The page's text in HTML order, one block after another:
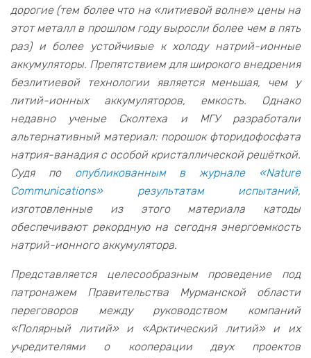
дорогие (тем более что на «литиевой волне» цены на
этот металл в прошлом году выросли более чем в пять
раз) и более устойчивые к холоду натрий-ионные
аккумуляторы. Препятствием для широкого внедрения
безлитиевой технологии является меньшая, чем у
литий-ионных аккумуляторов, емкость. Однако
недавно ученые Сколтеха и МГУ разработали
альтернативный материал: порошок фторидофосфата
натрия-ванадия с особой кристаллической решёткой.
Судя по опубликованным в журнале «Nature
Communications» результатам испытаний,
изготовленные из этого материала катоды
обеспечивают рекордную на сегодня энергоемкость
натрий-ионного аккумулятора.
Представляется целесообразным проведение под
патронажем Правительства Мурманской области
переговоров между руководством компаний
«Полярный литий» и «Арктический литий» и их
учредителями о кооперации двух проектов